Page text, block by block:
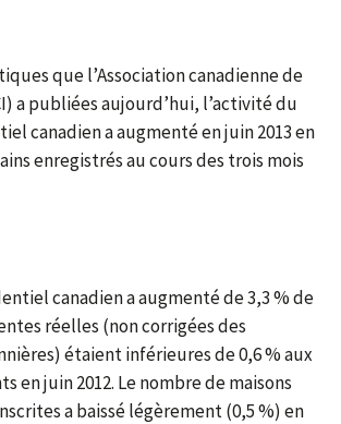
que l’Association canadienne de
a publiées aujourd’hui, l’activité du
canadien a augmenté en juin 2013 en
enregistrés au cours des trois mois
canadien a augmenté de 3,3 % de
réelles (non corrigées des
étaient inférieures de 0,6 % aux
en juin 2012. Le nombre de maisons
a baissé légèrement (0,5 %) en